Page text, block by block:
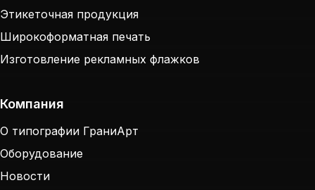
Этикеточная продукция
Широкоформатная печать
Изготовление рекламных флажков
Компания
О типографии ГраниАрт
Оборудование
Новости